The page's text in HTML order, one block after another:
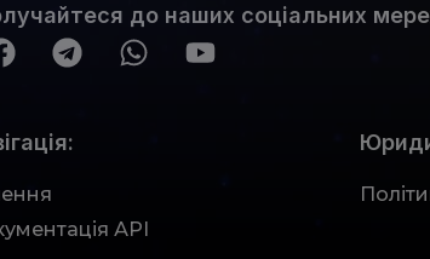
до наших соціальних
АРІ